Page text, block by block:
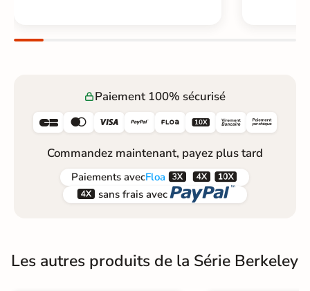
Paiement 100% sécurisé
     
Commandez maintenant, payez plus tard
Paiements avecFloa  
 sans frais avec 
Les autres produits de la Série Berkeley